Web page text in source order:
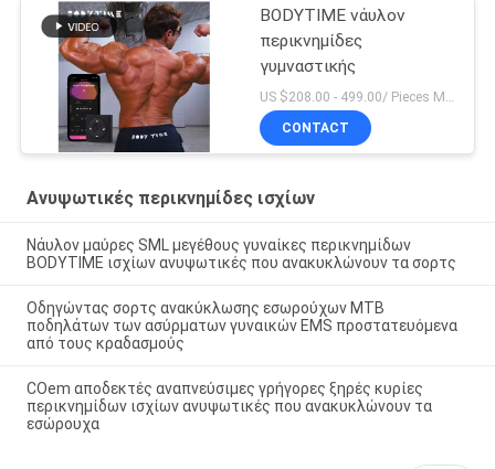
BODYTIME νάυλον
περικνημίδες
γυμναστικής
US $208.00 - 499.00/ Pieces MOQ:1pieces
CONTACT
Ανυψωτικές περικνημίδες ισχίων
Νάυλον μαύρες SML μεγέθους γυναίκες περικνημίδων
BODYTIME ισχίων ανυψωτικές που ανακυκλώνουν τα σορτς
Οδηγώντας σορτς ανακύκλωσης εσωρούχων MTB
ποδηλάτων των ασύρματων γυναικών EMS προστατευόμενα
από τους κραδασμούς
COem αποδεκτές αναπνεύσιμες γρήγορες ξηρές κυρίες
περικνημίδων ισχίων ανυψωτικές που ανακυκλώνουν τα
εσώρουχα